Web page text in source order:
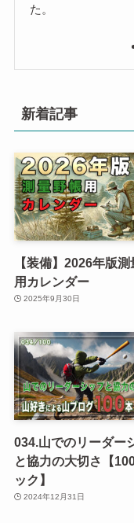
た。
新着記事
【装備】2026年版
用カレンダー
2025年9月30日
034.山でのリーダー
と協力の大切さ【
ック】
2024年12月31日